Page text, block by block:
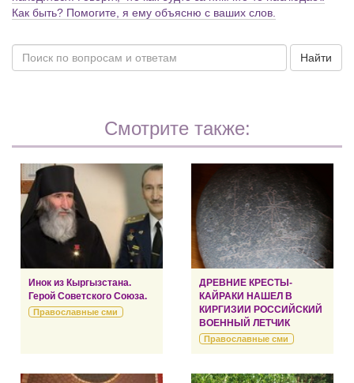
Как быть? Помогите, я ему объясню с ваших слов.
Найти
Смотрите также:
Инок из Кыргызстана.
Герой Советского Союза.
Православные сми
ДРЕВНИЕ КРЕСТЫ-
КАЙРАКИ НАШЕЛ В
КИРГИЗИИ РОССИЙСКИЙ
ВОЕННЫЙ ЛЕТЧИК
Православные сми